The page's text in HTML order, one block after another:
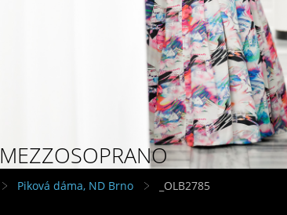
MEZZOSOPRANO
Piková dáma, ND Brno _OLB2785